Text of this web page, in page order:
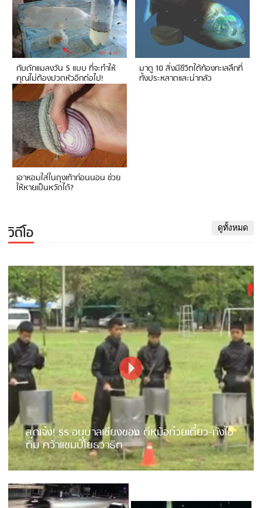
กับดักแมลงวัน 5 แบบ ที่จะทำให้
คุณไม่ต้องปวดหัวอีกต่อไป!
มาดู 10 สิ่งมีชีวิตใต้ท้องทะเลลึกที่
ทั้งประหลาดและน่ากลัว
เอาหอมใส่ในถุงเท้าก่อนนอน ช่วย
ให้หายเป็นหวัดได้?
วิดีโอ ดูทั้งหมด
สุดเจ๋ง! รร.อนุบาลเชียงของ ตีหม้อก๋วยเตี๋ยว-ถังไอ
ติม คว้าแชมป์โยธวาธิต